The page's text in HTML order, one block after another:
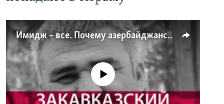
Имидж – все. Почему азербайджанские правозащитники и независимые журналисты попадают в тюрьму
No media source currently available